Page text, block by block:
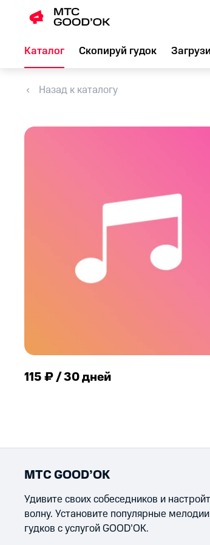
Каталог Скопируй гудок
Назад к каталогу
115 ₽ / 30 дней
МТС GOOD’OK
Удивите своих собеседников и
волну. Установите популярные
гудков с услугой GOOD’OK.